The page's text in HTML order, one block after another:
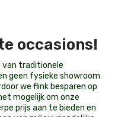
occasions!
van traditionele
geen fysieke showroom
we flink besparen op
mogelijk om onze
prijs aan te bieden en